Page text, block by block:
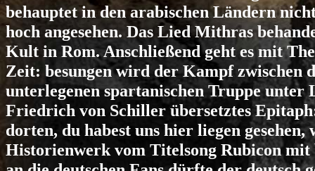
behauptet in den arabischen Ländern
hoch angesehen. Das Lied Mithras
Kult in Rom. Anschließend geht es mit
Zeit: besungen wird der Kampf zwischen
unterlegenen spartanischen Truppe unter
Friedrich von Schiller übersetztes
dorten, du habest uns hier liegen
Historienwerk vom Titelsong Rubicon mit